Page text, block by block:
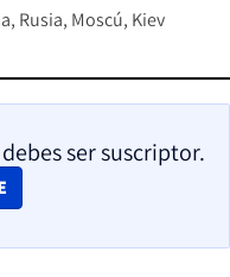
Rusia Moscú Kiev
ser suscriptor.
WINDOW